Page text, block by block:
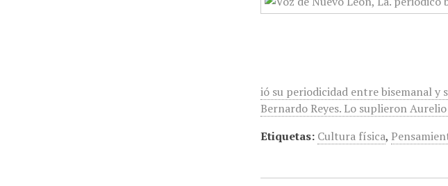
ió su periodicidad entre bisemanal y
Bernardo Reyes. Lo suplieron
Etiquetas: Cultura física,